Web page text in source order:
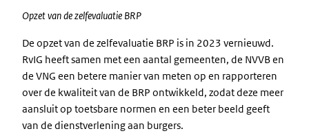
Opzet van de zelfevaluatie BRP
De opzet van de zelfevaluatie BRP is in 2023 vernieuwd.
RvIG heeft samen met een aantal gemeenten, de NVVB en
de VNG een betere manier van meten op en rapporteren
over de kwaliteit van de BRP ontwikkeld, zodat deze meer
aansluit op toetsbare normen en een beter beeld geeft
van de dienstverlening aan burgers.